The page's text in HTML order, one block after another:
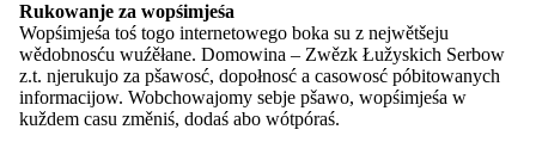
1928 Maśica dostanjo w filiali Serbskeje ludoweje banki w
10.8.1930 wóswěsśenje 50-lětnego wobstaśa Maśice Serbskeje we
Rukowanje za wopśimjeśa
Wopśimjeśa toś togo internetowego boka su z nejwětšeju
wědobnosću wuźěłane. Domowina – Zwězk Łužyskich Serbow
z.t. njerukujo za pšawosć, dopołnosć a casowosć póbitowanych
informacijow. Wobchowajomy sebje pšawo, wopśimjeśa w
kuždem casu změniś, dodaś abo wótpóraś.